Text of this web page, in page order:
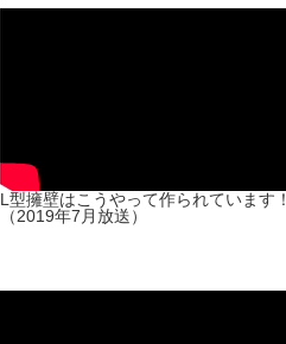
L型擁壁はこうやって作られています！
（2019年7月放送）